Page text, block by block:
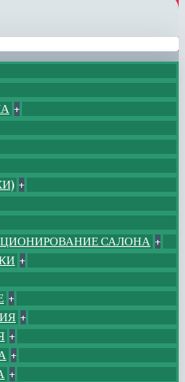
+
+
САЛОНА +
+
+
+
+
+
+